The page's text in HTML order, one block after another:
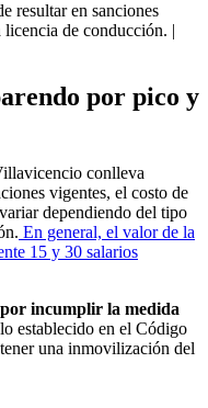
resultar en sanciones
licencia de conducción. |
por pico y
conlleva
vigentes, el costo de
dependiendo del tipo
En general, el valor de la
15 y 30 salarios
incumplir la medida
establecido en el Código
una inmovilización del